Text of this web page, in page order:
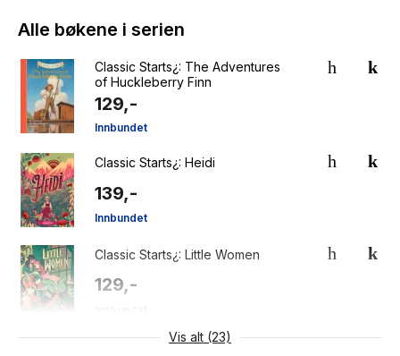
Alle bøkene i serien
Classic Starts¿: The Adventures
of Huckleberry Finn
129,-
Innbundet
Classic Starts¿: Heidi
139,-
Innbundet
Classic Starts¿: Little Women
129,-
Vis alt (23)